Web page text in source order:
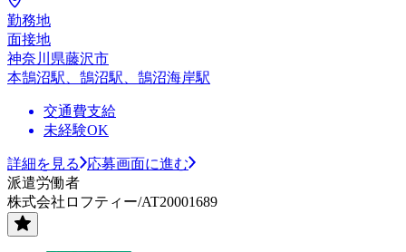
勤務地
面接地
神奈川県藤沢市
本鵠沼駅、鵠沼駅、鵠沼海岸駅
交通費支給
未経験OK
詳細を見る
応募画面に進む
派遣労働者
株式会社ロフティー/AT20001689